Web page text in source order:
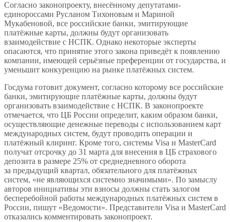
Согласно законопроекту, внесённому депутатами-
единороссами Русланом Тихоновым и Мариной
Мукабеновой, все российские банки, эмитирующие
платёжные карты, должны будут организовать
взаимодействие с НСПК. Однако некоторые эксперты
опасаются, что принятие этого закона приведёт к появлению
компании, имеющей серьёзные преференции от государства, и
уменьшит конкуренцию на рынке платёжных систем.
Госдума готовит документ, согласно которому все российские
банки, эмитирующие платёжные карты, должны будут
организовать взаимодействие с НСПК. В законопроекте
отмечается, что ЦБ России определит, каким образом банки,
осуществляющие денежные переводы с использованием карт
международных систем, будут проводить операции и
платёжный клиринг. Кроме того, системы Visa и MasterCard
получат отсрочку до 31 марта для внесения в ЦБ страхового
депозита в размере 25% от среднедневного оборота
за предыдущий квартал, обязательного для платёжных
систем, «не являющихся системно значимыми». По замыслу
авторов инициативы эти взносы должны стать залогом
бесперебойной работы международных платёжных систем в
России, пишут «Ведомости». Представители Visa и MasterCard
отказались комментировать законопроект.